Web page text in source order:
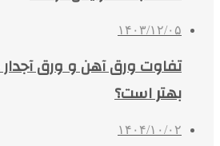
۱۴۰۳/۱۲/۰۵
تفاوت ورق آهن و ورق
بهتر است؟
۱۴۰۴/۱۰/۰۲